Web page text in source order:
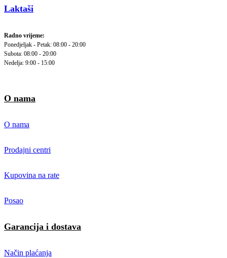
Laktaši
Radno vrijeme:
Ponedjeljak - Petak: 08:00 - 20:00
Subota: 08:00 - 20:00
Nedelja: 9:00 - 15:00
O nama
O nama
Prodajni centri
Kupovina na rate
Posao
Garancija i dostava
Način plaćanja